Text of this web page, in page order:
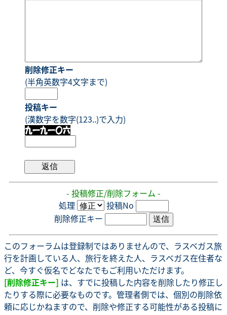
削除修正キー
(半角英数字4文字まで)
投稿キー
(漢数字を数字(123..)で入力)
- 投稿修正/削除フォーム -
処理
投稿No
削除修正キー
このフォーラムは登録制ではありませんので、ラスベガス旅
行を計画している人、旅行を終えた人、ラスベガス在住者な
ど、今すぐ仮名でどなたでもご利用いただけます。
[削除修正キー] は、すでに投稿した内容を削除したり修正し
たりする際に必要なものです。管理者側では、個別の削除依
頼に応じかねますので、削除や修正する可能性がある投稿に